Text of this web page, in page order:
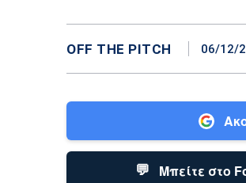
OFF THE PITCH 06/12/
💬 Μπείτε στο